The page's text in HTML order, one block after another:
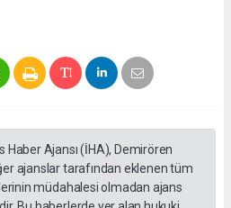
Haber Ajansı (İHA), Demirören
ajanslar tarafından eklenen tüm
müdahalesi olmadan ajans